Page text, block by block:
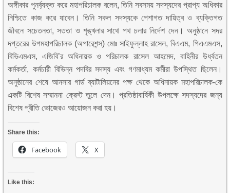
অঙ্গীকার পুনর্ব্যক্ত করে মহাপরিচালক বলেন, তিনি সবসময় সদস্যদের প্রাপ্য অধিকার
নিশ্চিতে কাজ করে যাবেন। তিনি সকল সদস্যকে পেশাগত দায়িত্ব ও ব্যক্তিগত
জীবনে সচেতনতা, সততা ও শৃঙ্খলার সাথে পথ চলার নির্দেশ দেন। অনুষ্ঠানে সদর
দপ্তরের উপমহাপরিচালক (অপারেশন্স) মোঃ সাইফুল্লাহ রাসেল, বিএএম, পিএএমএস,
বিভিএমএস, এজিবি’র অধিনায়ক ও পরিচালক রাসেল আহমেদ, বাহিনীর উর্ধ্বতন
কর্মকর্তা, কর্মচারী বিভিন্ন পদবির সদস্য এবং গণমাধ্যম কর্মীরা উপস্থিত ছিলেন।
অনুষ্ঠানের শেষে আনসার গার্ড ব্যাটালিয়নের পক্ষ থেকে অধিনায়ক মহাপরিচালক-কে
একটি বিশেষ সম্মাননা ক্রেস্ট তুলে দেন। প্রতিষ্ঠাবার্ষিকী উপলক্ষে সদস্যদের জন্য
বিশেষ প্রীতি ভোজেরও আয়োজন করা হয়।
Share this:
Facebook X
Like this: